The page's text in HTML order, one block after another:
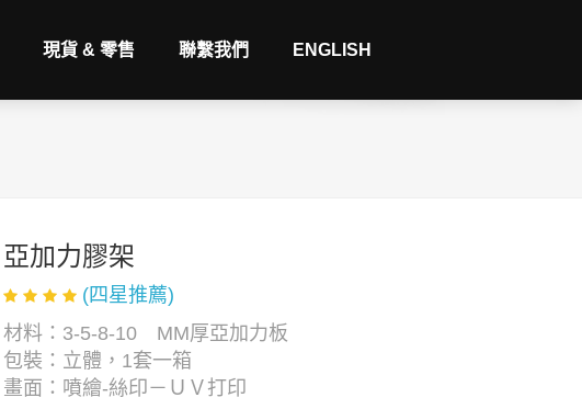
現貨 & 零售 聯繫我們 ENGLISH
亞加力膠架
(四星推薦)
材料：3-5-8-10 MM厚亞加力板
包裝：立體，1套一箱
畫面：噴繪-絲印－ＵＶ打印